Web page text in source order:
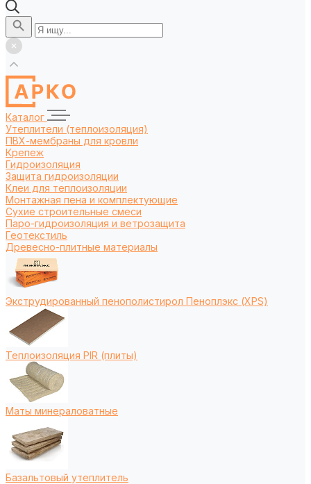
Каталог
Утеплители (теплоизоляция)
ПВХ-мембраны для кровли
Крепеж
Гидроизоляция
Защита гидроизоляции
Клеи для теплоизоляции
Монтажная пена и комплектующие
Сухие строительные смеси
Паро-гидроизоляция и ветрозащита
Геотекстиль
Древесно-плитные материалы
Экструдированный пенополистирол Пеноплэкс (XPS)
Теплоизоляция PIR (плиты)
Маты минераловатные
Базальтовый утеплитель